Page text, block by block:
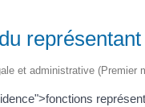
et administrative (Premier